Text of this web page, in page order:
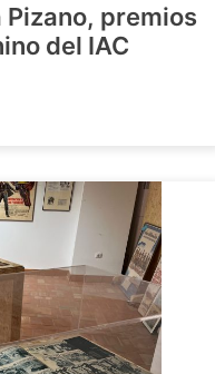
premios
del IAC